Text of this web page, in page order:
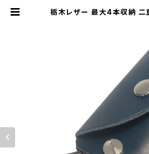
栃木レザー 最大4本収納 二
タイル hs-yam-670 |